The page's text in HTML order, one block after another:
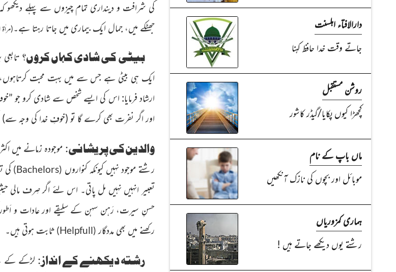
کی شرافت و دینداری تمام چیزوں سے پہلے دیکھو
جھٹکے میں، جمال ایک بیماری میں جاتا رہتا ہے۔(مراٰۃ
بیٹی کی شادی کہاں کروں؟
ایک ہی بیٹی ہے جس سے میں بہت محبت
ارشاد فرمایا: اس کی ایسے شخص سے شادی کرو جو
اور اگر نفرت بھی کرے گا تو(خوفِ خدا کی وجہ سے)
والدین کی پریشانی: موجودہ زمانے میں
رشتے موجود نہیں کیونکہ کنواروں (
Bachelors
) کی
تعبیر انہیں نہیں مل پاتی۔ اس لئے اگر صِرف مالی
حسنِ سیرت، رَہن سہن کے سلیقے اور عادات و
رکھنے میں بھی مددگار(
Helpfull
) ثابت ہوتی ہیں۔
رشتہ دیکھنے کے انداز: لڑکے کے
دارالافتاء اہلسنت
جاتے وقت خدا حافظ کہنا
روشن مستقبل
کچھڑا کیوں پکایا/گیڈر کاشور
ماں باپ کے نام
موبائل اور بچوں کی نازک آنکھیں
ہماری کمزوریاں
رشتے یوں دیکھے جاتے ہیں !